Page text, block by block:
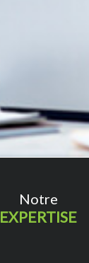
Notre
EXPERTISE